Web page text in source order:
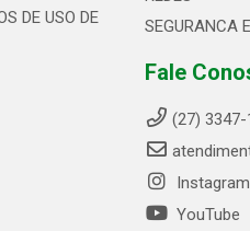
DE USO DE
SEGURANCA
Fale
(27) 3347-
Instagram
YouTube